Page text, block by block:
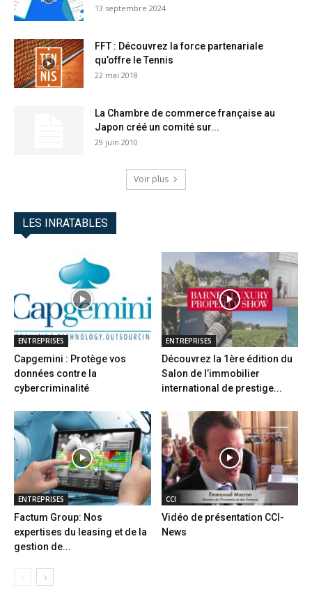
13 septembre 2024
FFT : Découvrez la force partenariale
qu’offre le Tennis
22 mai 2018
La Chambre de commerce française au
Japon créé un comité sur...
29 juin 2010
Voir plus
LES INRATABLES
ENTREPRISES
Capgemini : Protège vos
données contre la
cybercriminalité
ENTREPRISES
Découvrez la 1ère édition du
Salon de l’immobilier
international de prestige...
ENTREPRISES
Factum Group: Nos
expertises du leasing et de la
gestion de...
CCI
Vidéo de présentation CCI-
News